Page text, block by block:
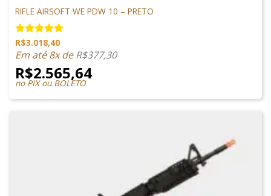
RIFLE AIRSOFT WE PDW 10 – PRETO
Avaliação
5.00 de 5
R$3.018,40
Em até 8x deR$377,30
R$2.565,64
no PIX ou BOLETO